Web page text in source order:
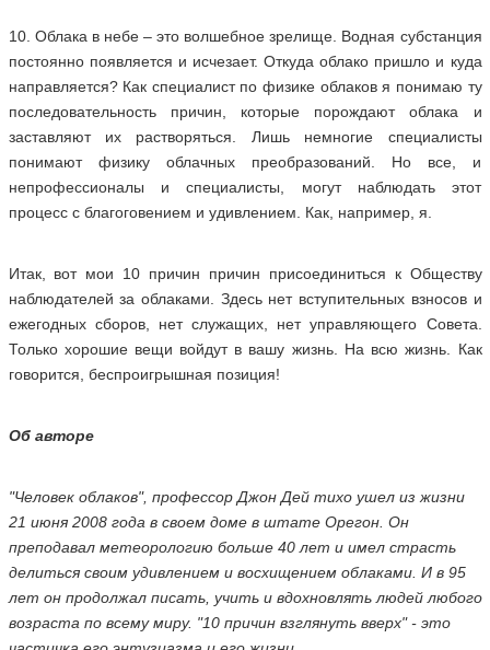
10. Облака в небе – это волшебное зрелище. Водная субстанция
постоянно появляется и исчезает. Откуда облако пришло и куда
направляется? Как специалист по физике облаков я понимаю ту
последовательность причин, которые порождают облака и
заставляют их растворяться. Лишь немногие специалисты
понимают физику облачных преобразований. Но все, и
непрофессионалы и специалисты, могут наблюдать этот
процесс с благоговением и удивлением. Как, например, я.
Итак, вот мои 10 причин причин присоединиться к Обществу
наблюдателей за облаками. Здесь нет вступительных взносов и
ежегодных сборов, нет служащих, нет управляющего Совета.
Только хорошие вещи войдут в вашу жизнь. На всю жизнь. Как
говорится, беспроигрышная позиция!
Об авторе
"Человек облаков", профессор Джон Дей тихо ушел из жизни
21 июня 2008 года в своем доме в штате Орегон. Он
преподавал метеорологию больше 40 лет и имел страсть
делиться своим удивлением и восхищением облаками. И в 95
лет он продолжал писать, учить и вдохновлять людей любого
возраста по всему миру. "10 причин взглянуть вверх" - это